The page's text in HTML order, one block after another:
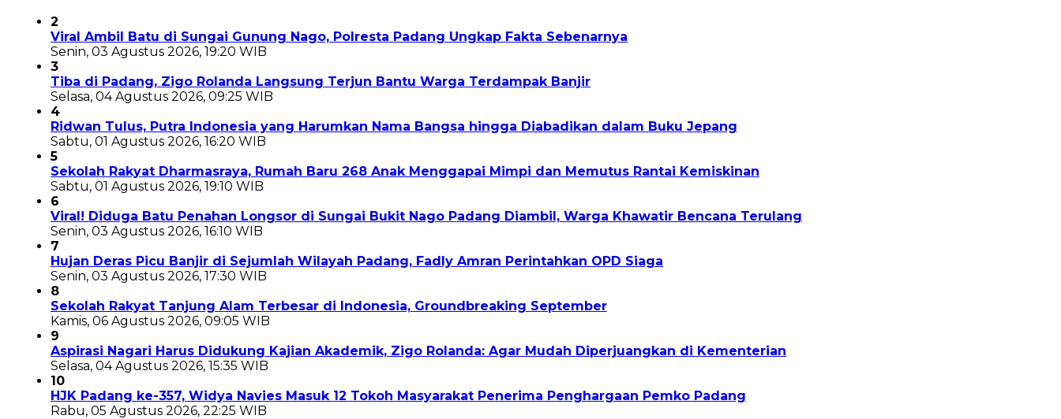
2
Viral Ambil Batu di Sungai Gunung Nago, Polresta Padang Ungkap Fakta Sebenarnya
Senin, 03 Agustus 2026, 19:20 WIB
3
Tiba di Padang, Zigo Rolanda Langsung Terjun Bantu Warga Terdampak Banjir
Selasa, 04 Agustus 2026, 09:25 WIB
4
Ridwan Tulus, Putra Indonesia yang Harumkan Nama Bangsa hingga Diabadikan dalam Buku Jepang
Sabtu, 01 Agustus 2026, 16:20 WIB
5
Sekolah Rakyat Dharmasraya, Rumah Baru 268 Anak Menggapai Mimpi dan Memutus Rantai Kemiskinan
Sabtu, 01 Agustus 2026, 19:10 WIB
6
Viral! Diduga Batu Penahan Longsor di Sungai Bukit Nago Padang Diambil, Warga Khawatir Bencana Terulang
Senin, 03 Agustus 2026, 16:10 WIB
7
Hujan Deras Picu Banjir di Sejumlah Wilayah Padang, Fadly Amran Perintahkan OPD Siaga
Senin, 03 Agustus 2026, 17:30 WIB
8
Sekolah Rakyat Tanjung Alam Terbesar di Indonesia, Groundbreaking September
Kamis, 06 Agustus 2026, 09:05 WIB
9
Aspirasi Nagari Harus Didukung Kajian Akademik, Zigo Rolanda: Agar Mudah Diperjuangkan di Kementerian
Selasa, 04 Agustus 2026, 15:35 WIB
10
HJK Padang ke-357, Widya Navies Masuk 12 Tokoh Masyarakat Penerima Penghargaan Pemko Padang
Rabu, 05 Agustus 2026, 22:25 WIB